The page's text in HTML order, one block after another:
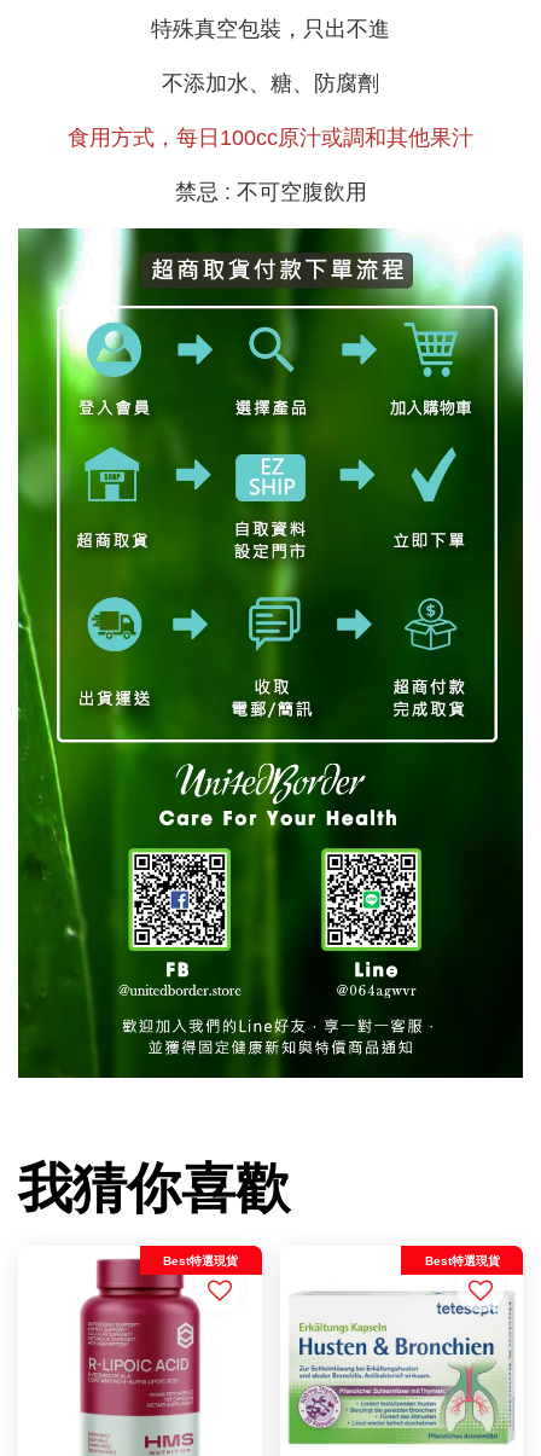
特殊真空包裝，只出不進
不添加水、糖、防腐劑
食用方式，每日100cc原汁或調和其他果汁
禁忌 : 不可空腹飲用
我猜你喜歡
Best特選現貨 Best特選現貨